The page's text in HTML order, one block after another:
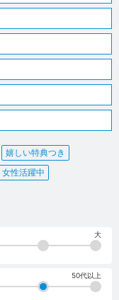
嬉しい特典つき
女性活躍中
大
50代以上